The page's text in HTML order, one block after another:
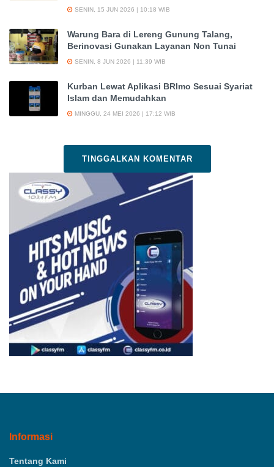
SENIN, 15 JUN 2026 | 10:18 WIB
Warung Bara di Lereng Gunung Talang,
Berinovasi Gunakan Layanan Non Tunai
SENIN, 8 JUN 2026 | 11:39 WIB
Kurban Lewat Aplikasi BRImo Sesuai Syariat
Islam dan Memudahkan
MINGGU, 24 MEI 2026 | 17:12 WIB
TINGGALKAN KOMENTAR
Informasi
Tentang Kami